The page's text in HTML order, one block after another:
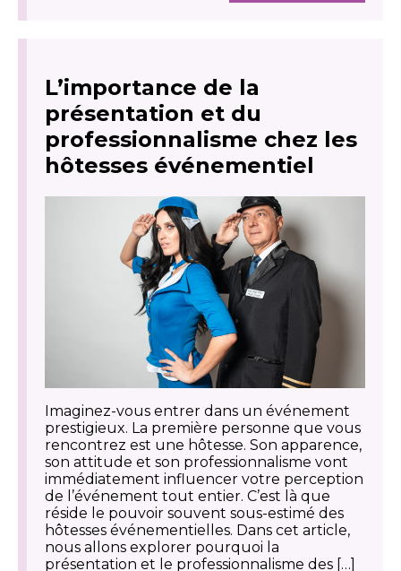
L’importance de la
présentation et du
professionnalisme chez les
hôtesses événementiel
Imaginez-vous entrer dans un événement
prestigieux. La première personne que vous
rencontrez est une hôtesse. Son apparence,
son attitude et son professionnalisme vont
immédiatement influencer votre perception
de l’événement tout entier. C’est là que
réside le pouvoir souvent sous-estimé des
hôtesses événementielles. Dans cet article,
nous allons explorer pourquoi la
présentation et le professionnalisme des […]